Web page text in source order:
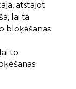
atstājot
lai tā
bloķēšanas
to